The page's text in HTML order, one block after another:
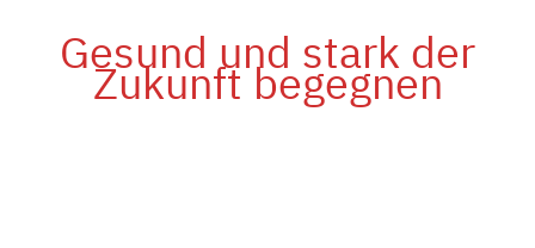
Gesund und stark der
Zukunft begegnen